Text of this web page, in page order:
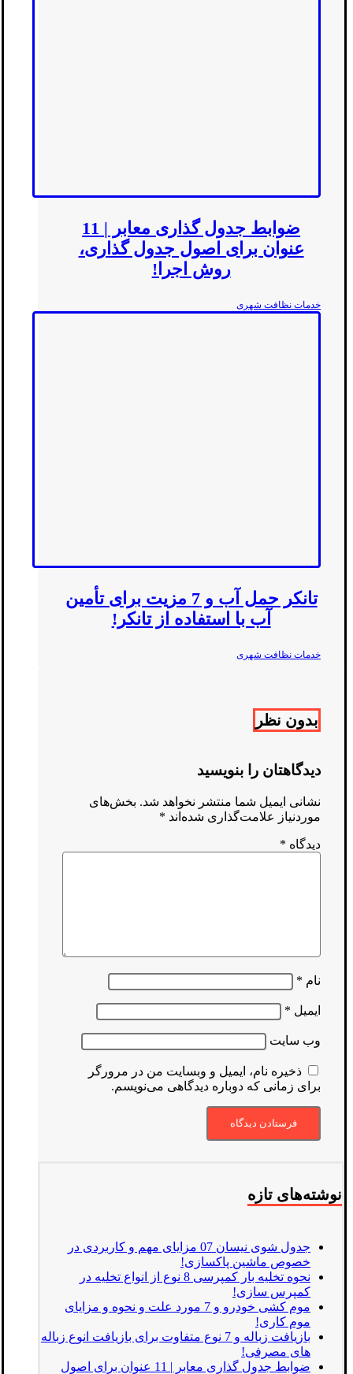
ضوابط جدول گذاری معابر | 11
عنوان برای اصول جدول گذاری،
روش اجرا!
خدمات نظافت شهری
تانکر حمل آب و 7 مزیت برای تأمین
آب با استفاده از تانکر!
خدمات نظافت شهری
بدون نظر
دیدگاهتان را بنویسید
نشانی ایمیل شما منتشر نخواهد شد. بخش‌های
موردنیاز علامت‌گذاری شده‌اند *
دیدگاه *
نام *
ایمیل *
وب‌ سایت
ذخیره نام، ایمیل و وبسایت من در مرورگر
برای زمانی که دوباره دیدگاهی می‌نویسم.
نوشته‌های تازه
جدول شوی نیسان 07 مزایای مهم و کاربردی در
خصوص ماشین پاکسازی!
نحوه تخلیه بار کمپرسی 8 نوع از انواع تخلیه در
کمپرس سازی!
موم کشی خودرو و 7 مورد علت و نحوه و مزایای
موم کاری!
بازیافت زباله و 7 نوع متفاوت برای بازیافت انوع زباله
های مصرفی!
ضوابط جدول گذاری معابر | 11 عنوان برای اصول